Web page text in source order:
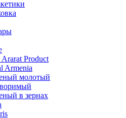
Product
Armenia
молотый
в зернах